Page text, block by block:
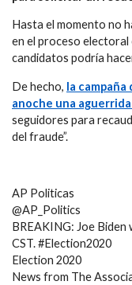
Hasta el momento no
en el proceso electoral
candidatos podría
De hecho, la
anoche una
seguidores para
del fraude”.
AP Politicas
@AP_Politics
BREAKING: Joe Biden
CST. #Election2020
Election 2020
News from The